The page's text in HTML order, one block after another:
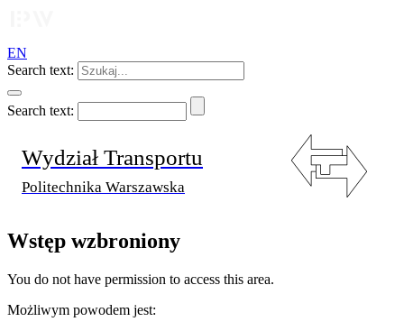
EN
Search text:
Search text:
Wydział Transportu
Politechnika Warszawska
Wstęp wzbroniony
You do not have permission to access this area.
Możliwym powodem jest: